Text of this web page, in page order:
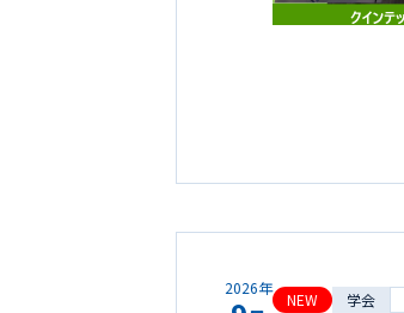
2026年
NEW 学会